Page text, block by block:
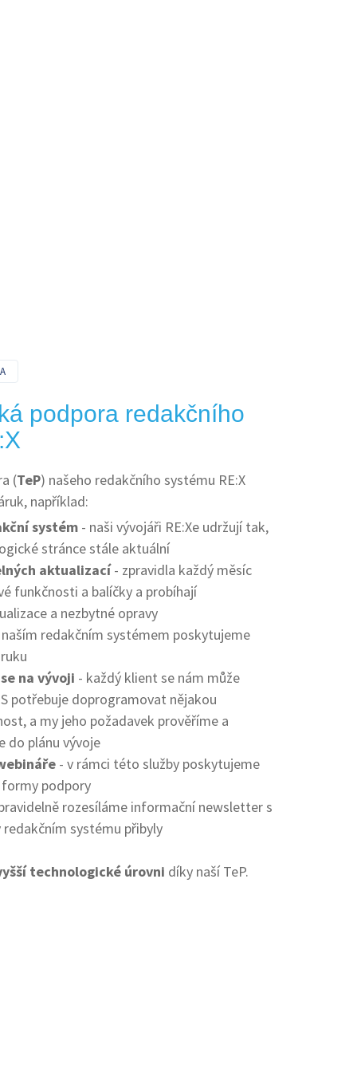
podpora redakčního
(TeP) našeho redakčního systému RE:X
například:
systém - naši vývojáři RE:Xe udržují tak,
stránce stále aktuální
aktualizací- zpravidla každý měsíc
funkčnosti a balíčky a probíhají
a nezbytné opravy
redakčním systémem poskytujeme
na vývoji - každý klient se nám může
potřebuje doprogramovat nějakou
a my jeho požadavek prověříme a
do plánu vývoje
- v rámci této služby poskytujeme
podpory
rozesíláme informační newsletter s
systému přibyly
technologické úrovni díky naší TeP.